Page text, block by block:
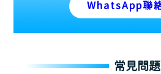
WhatsApp聯
常見問題